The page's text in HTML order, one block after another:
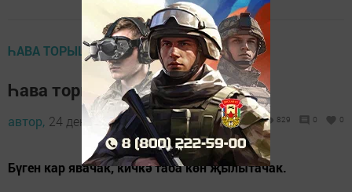
ҺАВА ТОРЫШЫ
Һава торышы
автор, 24 декабрь 2021 - 08:15 829 0 0
Бүген кар явачак, кичкә таба көн җылытачак.